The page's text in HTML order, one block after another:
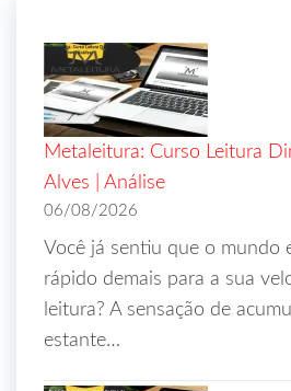
Metaleitura: Curso Leitura
Alves | Análise
06/08/2026
Você já sentiu que o mundo
rápido demais para a sua
leitura? A sensação de
estante…